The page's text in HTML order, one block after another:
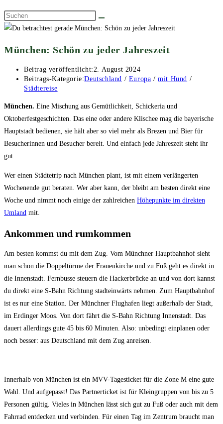
München: Schön zu jeder Jahreszeit
Beitrag veröffentlicht:2. August 2024
Beitrags-Kategorie:Deutschland / Europa / mit Hund /
Städtereise
München. Eine Mischung aus Gemütlichkeit, Schickeria und
Oktoberfestgeschichten. Das eine oder andere Klischee mag die bayerische
Hauptstadt bedienen, sie hält aber so viel mehr als Brezen und Bier für
Besucherinnen und Besucher bereit. Und einfach jede Jahreszeit steht ihr
gut.
Wer einen Städtetrip nach München plant, ist mit einem verlängerten
Wochenende gut beraten. Wer aber kann, der bleibt am besten direkt eine
Woche und nimmt noch einige der zahlreichen Höhepunkte im direkten
Umland mit.
Ankommen und rumkommen
Am besten kommst du mit dem Zug. Vom Münchner Hauptbahnhof sieht
man schon die Doppeltürme der Frauenkirche und zu Fuß geht es direkt in
die Innenstadt. Fernbusse steuern die Hackerbrücke an und von dort kannst
du direkt eine S-Bahn Richtung stadteinwärts nehmen. Zum Hauptbahnhof
ist es nur eine Station. Der Münchner Flughafen liegt außerhalb der Stadt,
im Erdinger Moos. Von dort fährt die S-Bahn Richtung Innenstadt. Das
dauert allerdings gute 45 bis 60 Minuten. Also: unbedingt einplanen oder
noch besser: aus Deutschland mit dem Zug anreisen.
Innerhalb von München ist ein MVV-Tagesticket für die Zone M eine gute
Wahl. Und aufgepasst! Das Partnerticket ist für Kleingruppen von bis zu 5
Personen gültig. Vieles in München lässt sich gut zu Fuß oder auch mit dem
Fahrrad entdecken und verbinden. Für einen Tag im Zentrum braucht man